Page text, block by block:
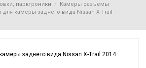
парктроники
Камеры разъемы
для камеры заднего вида Nissan X-Trail